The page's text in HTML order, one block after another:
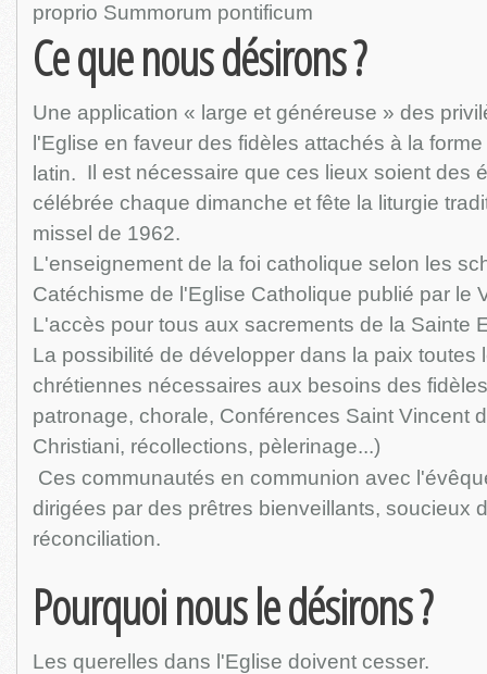
proprio Summorum pontificum
Ce que nous désirons ?
Une application « large et généreuse » des
l'Eglise en faveur des fidèles attachés à la
latin. Il est nécessaire que ces lieux soient des
célébrée chaque dimanche et fête la liturgie
missel de 1962.
L'enseignement de la foi catholique selon les
Catéchisme de l'Eglise Catholique publié par le
L'accès pour tous aux sacrements de la Sainte
La possibilité de développer dans la paix toutes
chrétiennes nécessaires aux besoins des
patronage, chorale, Conférences Saint Vincent
Christiani, récollections, pèlerinage...)
Ces communautés en communion avec
dirigées par des prêtres bienveillants, soucieux
réconciliation.
Pourquoi nous le désirons ?
Les querelles dans l'Eglise doivent cesser.